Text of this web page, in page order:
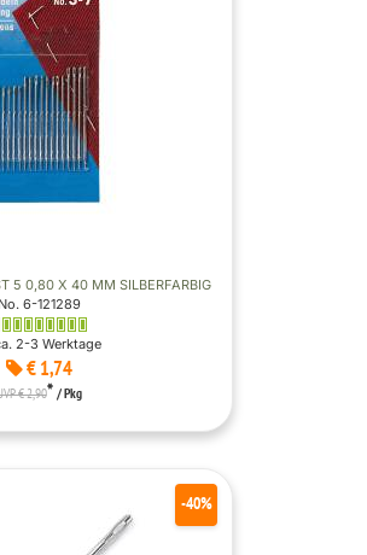
5 0,80 X 40 MM SILBERFARBIG
No. 6-121289
2-3 Werktage
€ 1,74
€ 2,90* / Pkg
-40%